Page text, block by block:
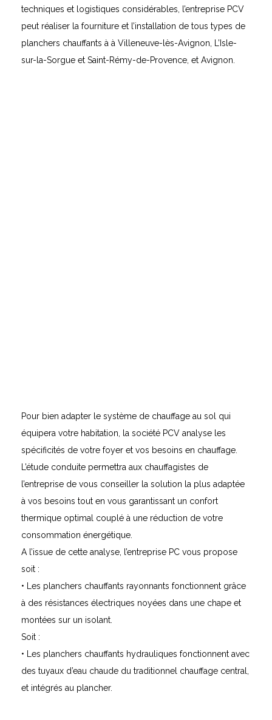
techniques et logistiques considérables, l’entreprise PCV
peut réaliser la fourniture et l’installation de tous types de
planchers chauffants à à Villeneuve-lès-Avignon, L’Isle-
sur-la-Sorgue et Saint-Rémy-de-Provence, et Avignon.
Pour bien adapter le système de chauffage au sol qui
équipera votre habitation, la société PCV analyse les
spécificités de votre foyer et vos besoins en chauffage.
L’étude conduite permettra aux chauffagistes de
l’entreprise de vous conseiller la solution la plus adaptée
à vos besoins tout en vous garantissant un confort
thermique optimal couplé à une réduction de votre
consommation énergétique.
A l’issue de cette analyse, l’entreprise PC vous propose
soit :
• Les planchers chauffants rayonnants fonctionnent grâce
à des résistances électriques noyées dans une chape et
montées sur un isolant.
Soit :
• Les planchers chauffants hydrauliques fonctionnent avec
des tuyaux d’eau chaude du traditionnel chauffage central,
et intégrés au plancher.